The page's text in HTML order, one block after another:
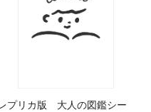
プリカ版 大人の図鑑シー